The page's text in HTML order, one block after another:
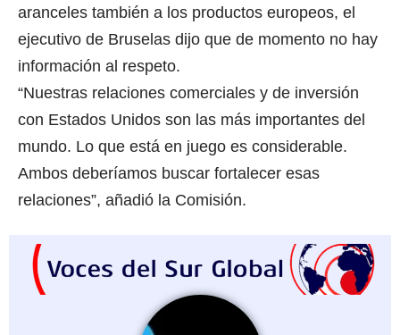
aranceles también a los productos europeos, el
ejecutivo de Bruselas dijo que de momento no hay
información al respeto.
“Nuestras relaciones comerciales y de inversión
con Estados Unidos son las más importantes del
mundo. Lo que está en juego es considerable.
Ambos deberíamos buscar fortalecer esas
relaciones”, añadió la Comisión.